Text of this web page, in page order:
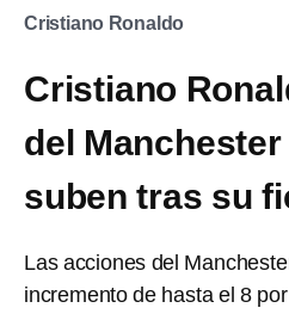
Cristiano Ronaldo
Cristiano
del
suben tras su
Las acciones del
incremento de hasta el 8